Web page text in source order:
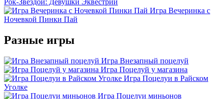
Рок-Звездой: Девушки Эквестрии
Игра Вечеринка с
Ночевкой Пинки Пай
Разные игры
Игра Внезапный поцелуй
Игра Поцелуй у магазина
Игра Поцелуи в Райском
Уголке
Игра Поцелуи миньонов